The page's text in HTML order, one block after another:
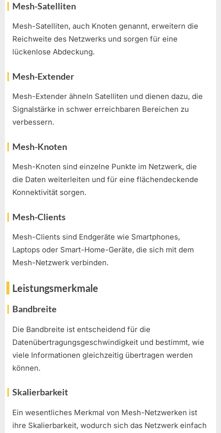
Mesh-Satelliten
Mesh-Satelliten, auch Knoten genannt, erweitern die
Reichweite des Netzwerks und sorgen für eine
lückenlose Abdeckung.
Mesh-Extender
Mesh-Extender ähneln Satelliten und dienen dazu, die
Signalstärke in schwer erreichbaren Bereichen zu
verbessern.
Mesh-Knoten
Mesh-Knoten sind einzelne Punkte im Netzwerk, die
die Daten weiterleiten und für eine flächendeckende
Konnektivität sorgen.
Mesh-Clients
Mesh-Clients sind Endgeräte wie Smartphones,
Laptops oder Smart-Home-Geräte, die sich mit dem
Mesh-Netzwerk verbinden.
Leistungsmerkmale
Bandbreite
Die Bandbreite ist entscheidend für die
Datenübertragungsgeschwindigkeit und bestimmt, wie
viele Informationen gleichzeitig übertragen werden
können.
Skalierbarkeit
Ein wesentliches Merkmal von Mesh-Netzwerken ist
ihre Skalierbarkeit, wodurch sich das Netzwerk einfach